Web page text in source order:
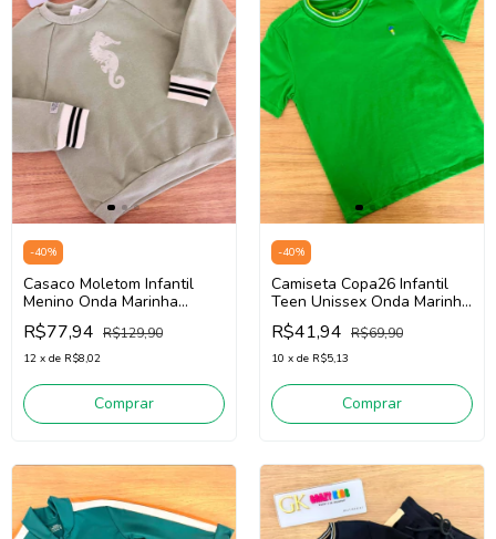
-40%
Casaco Moletom Infantil
Menino Onda Marinha
1261047 (Verde)
R$77,94 R$129,90
12 x de R$8,02
Comprar
-40%
Camiseta Copa26 Infantil
Teen Unissex Onda Marinha
8099026 (Verde)
R$41,94 R$69,90
10 x de R$5,13
Comprar